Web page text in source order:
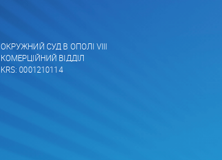
ОКРУЖНИЙ СУД В ОПОЛІ VIII
КОМЕРЦІЙНИЙ ВІДДІЛ
KRS: 0001210114